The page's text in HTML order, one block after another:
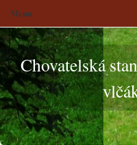
Chovatelská
Menu